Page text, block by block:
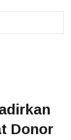
Donor